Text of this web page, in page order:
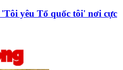
yêu Tổ quốc tôi' nơi cực